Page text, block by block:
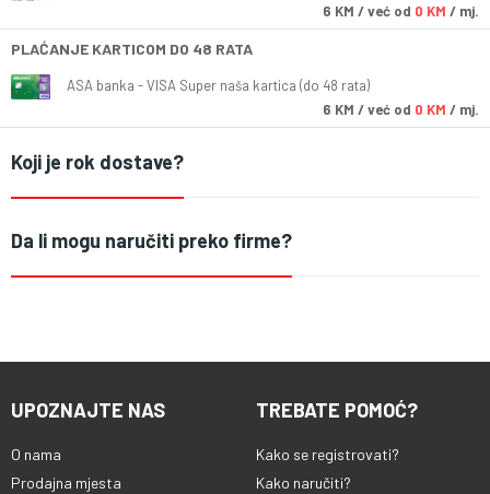
6 KM / već od 0 KM / mj.
PLAĆANJE KARTICOM DO 48 RATA
ASA banka - VISA Super naša kartica (do 48 rata)
6 KM / već od 0 KM / mj.
Koji je rok dostave?
Da li mogu naručiti preko firme?
UPOZNAJTE NAS
O nama
Prodajna mjesta
TREBATE POMOĆ?
Kako se registrovati?
Kako naručiti?